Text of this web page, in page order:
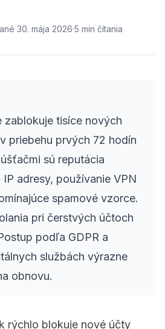
30. mája 2026·5 min čítania
zablokuje tisíce nových
priebehu prvých 72 hodín
sú reputácia
adresy, používanie VPN
spamové vzorce.
pri čerstvých účtoch
podľa GDPR a
službách výrazne
obnovu.
rýchlo blokuje nové účty